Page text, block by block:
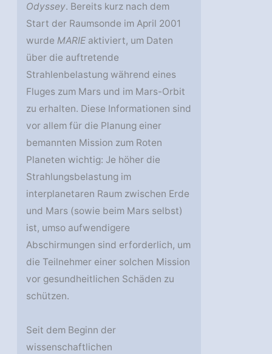
Odyssey. Bereits kurz nach dem
Start der Raumsonde im April 2001
wurdeMARIE aktiviert, um Daten
über die auftretende
Strahlenbelastung während eines
Fluges zum Mars und im Mars-Orbit
zu erhalten. Diese Informationen sind
vor allem für die Planung einer
bemannten Mission zum Roten
Planeten wichtig: Je höher die
Strahlungsbelastung im
interplanetaren Raum zwischen Erde
und Mars (sowie beim Mars selbst)
ist, umso aufwendigere
Abschirmungen sind erforderlich, um
die Teilnehmer einer solchen Mission
vor gesundheitlichen Schäden zu
schützen.
Seit dem Beginn der
wissenschaftlichen